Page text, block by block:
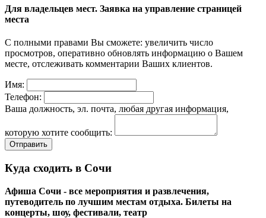
Для владельцев мест. Заявка на управление страницей
места
С полными правами Вы сможете: увеличить число
просмотров, оперативно обновлять информацию о Вашем
месте, отслеживать комментарии Ваших клиентов.
Имя:
Телефон:
Ваша должность, эл. почта, любая другая информация,
которую хотите сообщить:
Отправить
Куда сходить в Сочи
Афиша Сочи - все мероприятия и развлечения,
путеводитель по лучшим местам отдыха. Билеты на
концерты, шоу, фестивали, театр